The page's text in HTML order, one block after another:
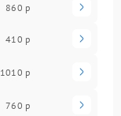
860 р
410 р
1010 р
760 р